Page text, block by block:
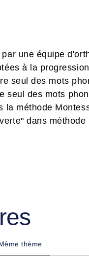
une équipe
à la
seul des mots
seul des mots
méthode
dans méthode
thème